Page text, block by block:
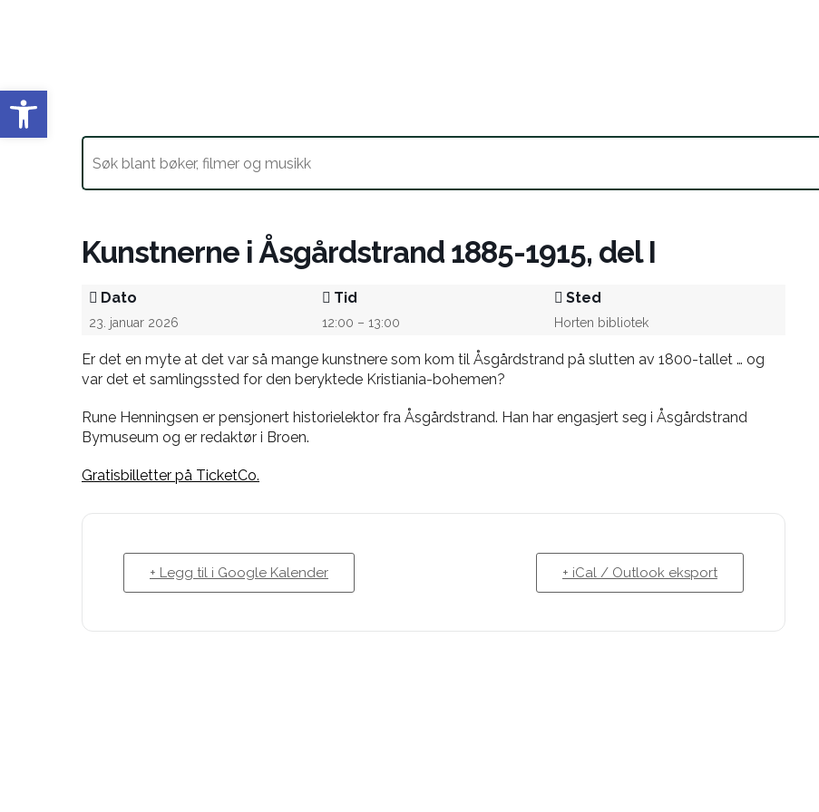
Vis verktøylinjen
Kunstnerne i Åsgårdstrand 1885-1915, del I
Dato
23. januar 2026
Tid
12:00 – 13:00
Sted
Horten bibliotek
Er det en myte at det var så mange kunstnere som kom til Åsgårdstrand på slutten av 1800-tallet … og
var det et samlingssted for den beryktede Kristiania-bohemen?
Rune Henningsen er pensjonert historielektor fra Åsgårdstrand. Han har engasjert seg i Åsgårdstrand
Bymuseum og er redaktør i Broen.
Gratisbilletter på TicketCo.
+ Legg til i Google Kalender + iCal / Outlook eksport